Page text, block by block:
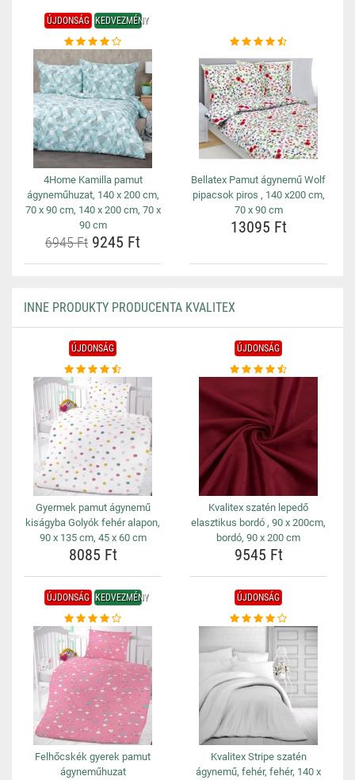
ÚJDONSÁG KEDVEZMÉNY
4Home Kamilla pamut
ágyneműhuzat, 140 x 200 cm,
70 x 90 cm, 140 x 200 cm, 70 x
90 cm
6945 Ft 9245 Ft
Bellatex Pamut ágynemű Wolf
pipacsok piros , 140 x200 cm,
70 x 90 cm
13095 Ft
INNE PRODUKTY PRODUCENTA KVALITEX
ÚJDONSÁG
Gyermek pamut ágynemű
kiságyba Golyók fehér alapon,
90 x 135 cm, 45 x 60 cm
8085 Ft
ÚJDONSÁG
Kvalitex szatén lepedő
elasztikus bordó , 90 x 200cm,
bordó, 90 x 200 cm
9545 Ft
ÚJDONSÁG KEDVEZMÉNY
Felhőcskék gyerek pamut
ágyneműhuzat
ÚJDONSÁG
Kvalitex Stripe szatén
ágynemű, fehér, fehér, 140 x